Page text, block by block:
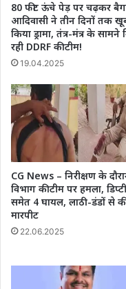
80 फीट ऊंचे पेड़ पर चढ़कर
आदिवासी ने तीन दिनों तक
किया ड्रामा, तंत्र-मंत्र के
रही DDRF की टीम!
19.04.2025
CG News – निरीक्षण के
विभाग की टीम पर हमला,
समेत 4 घायल, लाठी-डंडों से
मारपीट
22.06.2025